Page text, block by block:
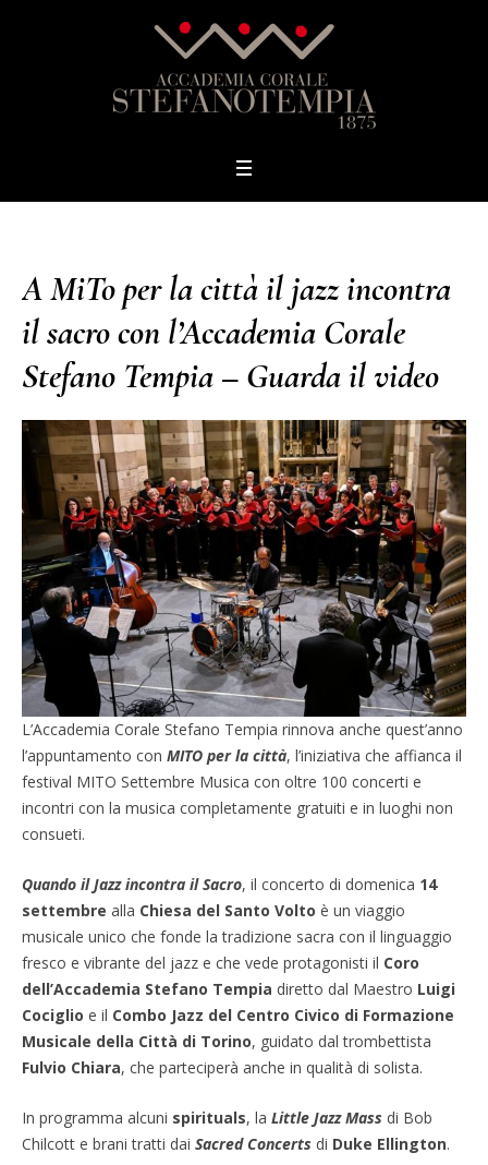
A MiTo per la città il jazz incontra
il sacro con l’Accademia Corale
Stefano Tempia – Guarda il video
L’Accademia Corale Stefano Tempia rinnova anche quest’anno
l’appuntamento con MITO per la città, l’iniziativa che affianca il
festival MITO Settembre Musica con oltre 100 concerti e
incontri con la musica completamente gratuiti e in luoghi non
consueti.
Quando il Jazz incontra il Sacro, il concerto di domenica 14
settembre alla Chiesa del Santo Volto è un viaggio
musicale unico che fonde la tradizione sacra con il linguaggio
fresco e vibrante del jazz e che vede protagonisti il Coro
dell’Accademia Stefano Tempia diretto dal Maestro Luigi
Cociglio e il Combo Jazz del Centro Civico di Formazione
Musicale della Città di Torino, guidato dal trombettista
Fulvio Chiara, che parteciperà anche in qualità di solista.
In programma alcuni spirituals, la Little Jazz Mass di Bob
Chilcott e brani tratti dai Sacred Concerts di Duke Ellington.